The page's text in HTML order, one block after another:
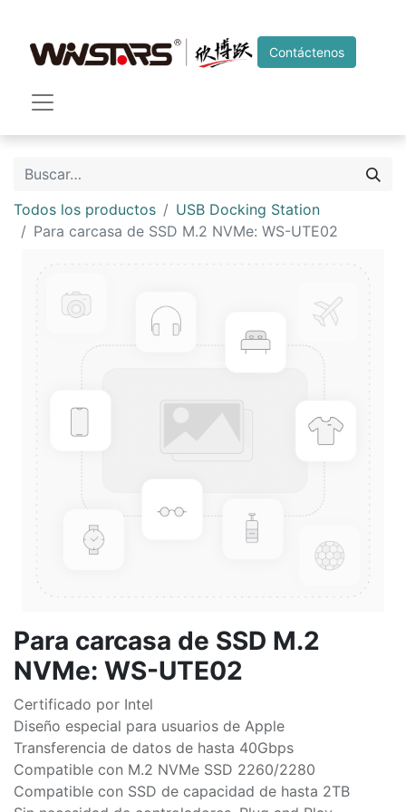
Contáctenos
Todos los productos
USB Docking Station
Para carcasa de SSD M.2 NVMe: WS-UTE02
Para carcasa de SSD M.2
NVMe: WS-UTE02
Certificado por Intel
Diseño especial para usuarios de Apple
Transferencia de datos de hasta 40Gbps
Compatible con M.2 NVMe SSD 2260/2280
Compatible con SSD de capacidad de hasta 2TB